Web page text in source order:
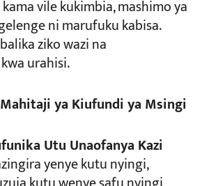
vile kukimbia, mashimo ya
ni marufuku kabisa.
ziko wazi na
urahisi.
Mahitaji ya Kiufundi ya Msingi
Utu Unaofanya Kazi
yenye kutu nyingi,